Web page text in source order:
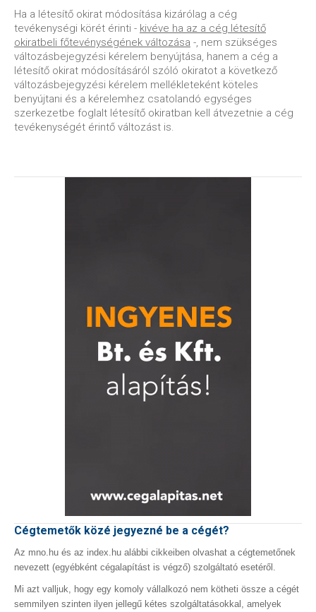
Ha a létesítő okirat módosítása kizárólag a cég
tevékenységi körét érinti - kivéve ha az a cég létesítő
okiratbeli főtevénységének változása -, nem szükséges
változásbejegyzési kérelem benyújtása, hanem a cég a
létesítő okirat módosításáról szóló okiratot a következő
változásbejegyzési kérelem mellékleteként köteles
benyújtani és a kérelemhez csatolandó egységes
szerkezetbe foglalt létesítő okiratban kell átvezetnie a cég
tevékenységét érintő változást is.
Cégtemetők közé jegyezné be a cégét?
Az mno.hu és az index.hu alábbi cikkeiben olvashat a cégtemetőnek
nevezett (egyébként cégalapítást is végző) szolgáltató esetéről.
Mi azt valljuk, hogy egy komoly vállalkozó nem kötheti össze a cégét
semmilyen szinten ilyen jellegű kétes szolgáltatásokkal, amelyek